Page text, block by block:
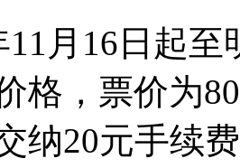
11月16日起
格，票价为
纳20元手续